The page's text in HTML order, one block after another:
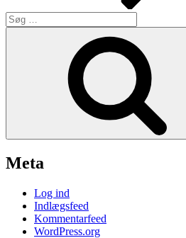
Søg
efter:
Meta
Log ind
Indlægsfeed
Kommentarfeed
WordPress.org